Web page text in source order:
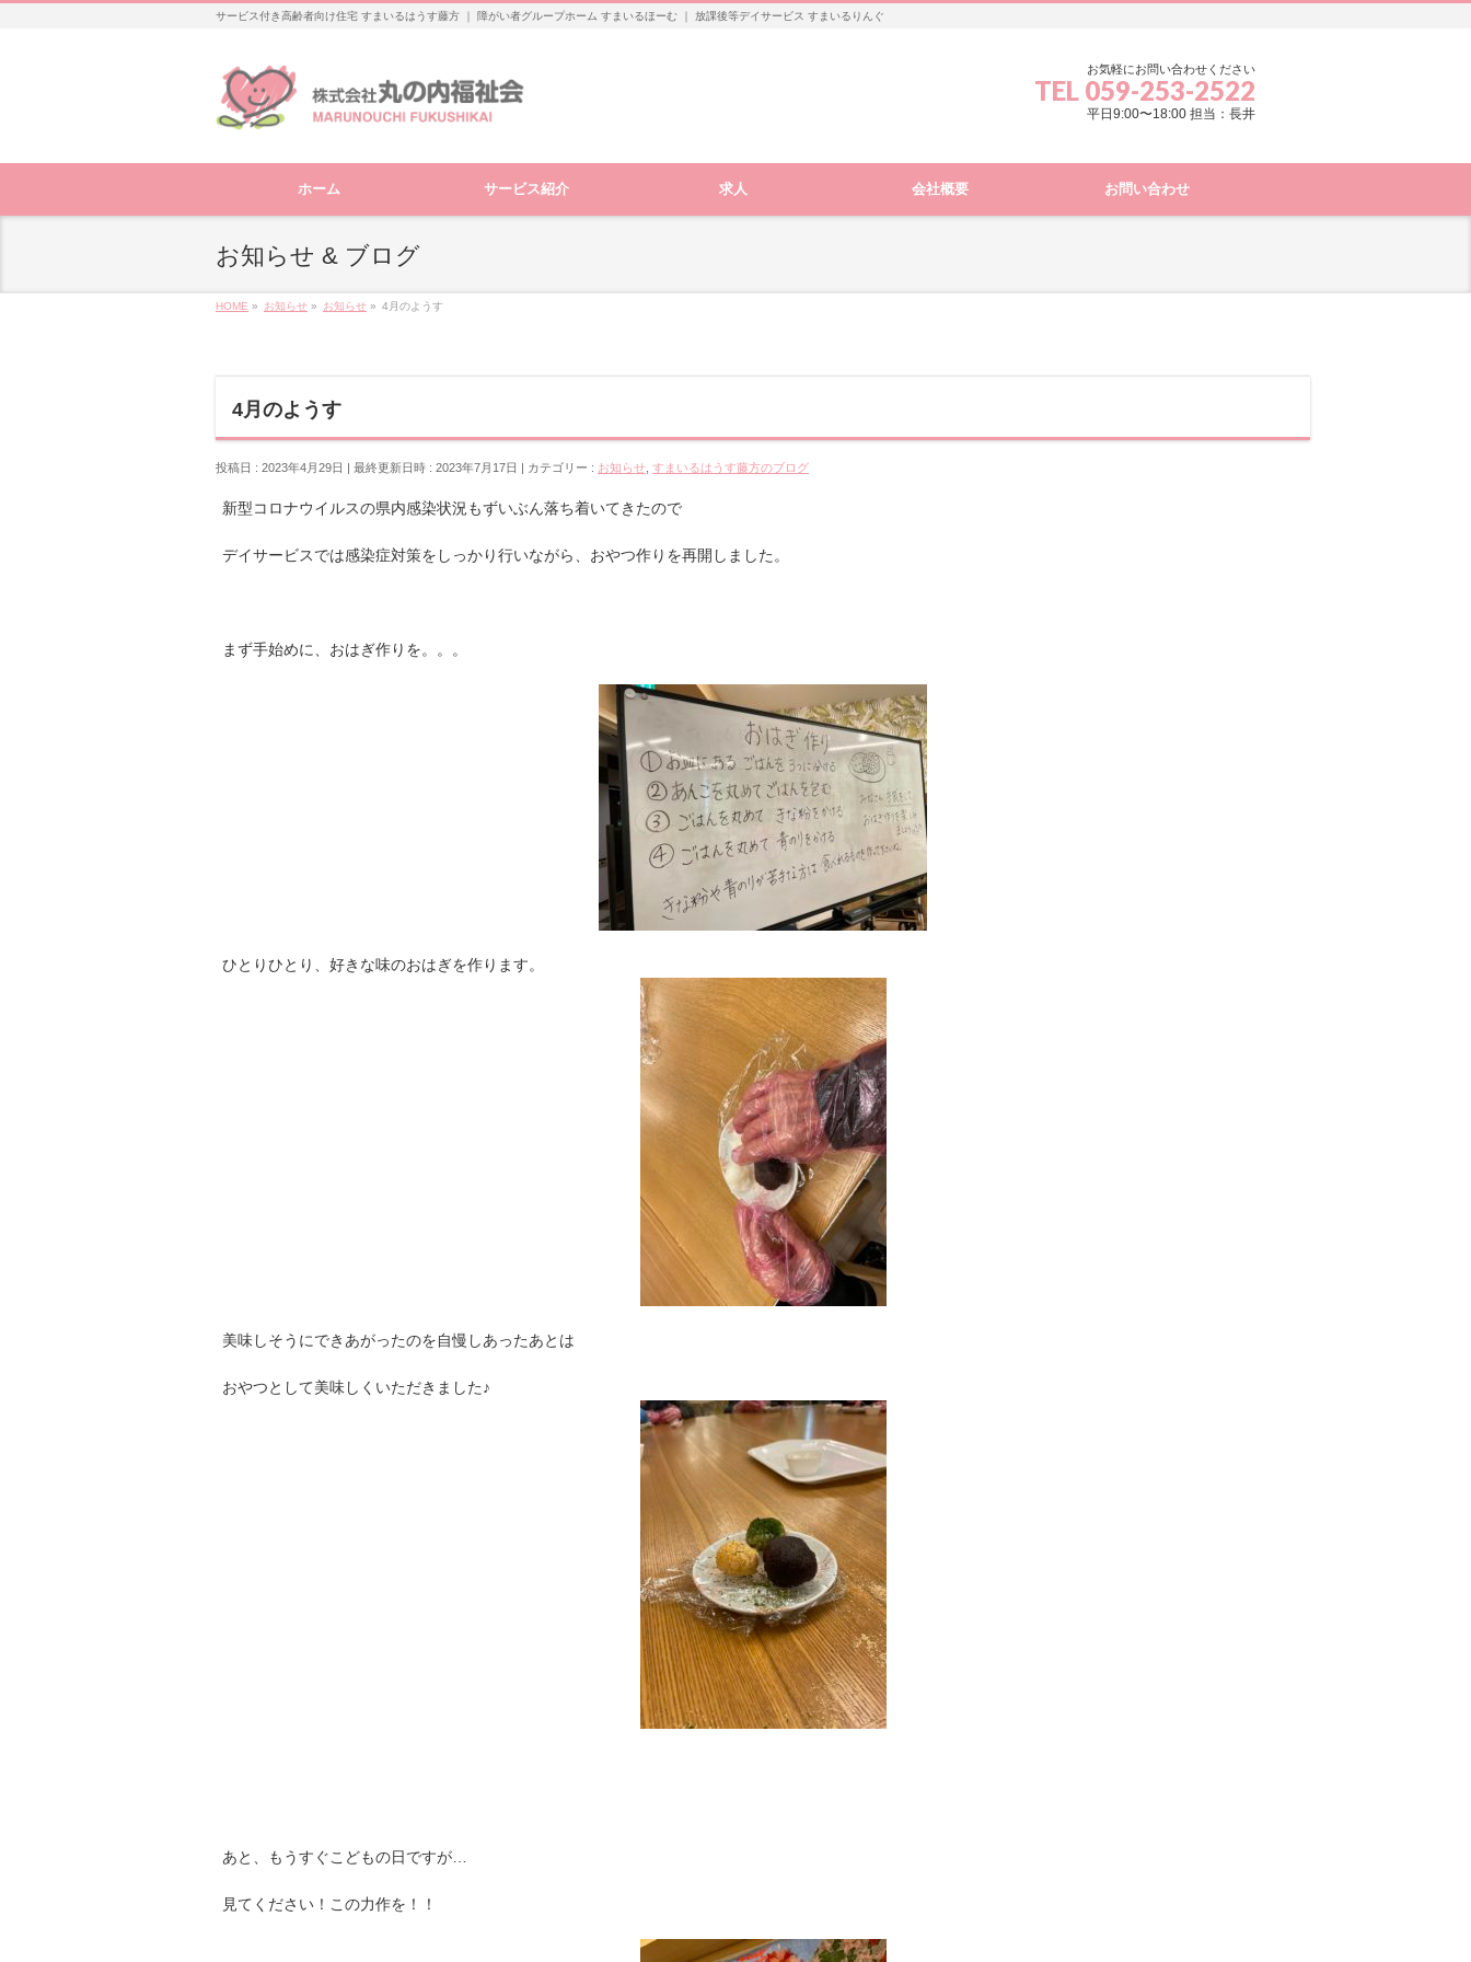
サービス付き高齢者向け住宅 すまいるはうす藤方 ｜ 障がい者グループホーム すまいるほーむ ｜ 放課後等デイサービス すまいるりんぐ
お気軽にお問い合わせください
TEL 059-253-2522
平日9:00〜18:00 担当：長井
ホーム サービス紹介 求人 会社概要 お問い合わせ
お知らせ & ブログ
HOME » お知らせ » お知らせ » 4月のようす
4月のようす
投稿日 : 2023年4月29日 最終更新日時 : 2023年7月17日 カテゴリー : お知らせ すまいるはうす藤方のブログ
新型コロナウイルスの県内感染状況もずいぶん落ち着いてきたので
デイサービスでは感染症対策をしっかり行いながら、おやつ作りを再開しました。
まず手始めに、おはぎ作りを。。。
ひとりひとり、好きな味のおはぎを作ります。
美味しそうにできあがったのを自慢しあったあとは
おやつとして美味しくいただきました♪
あと、もうすぐこどもの日ですが…
見てください！この力作を！！